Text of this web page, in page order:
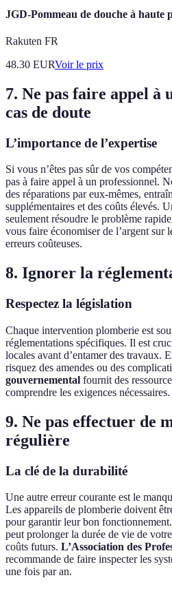
JGD-Pommeau de douche à haute
Rakuten FR
48.30 EURVoir le prix
7. Ne pas faire appel à
cas de doute
L’importance de l’expertise
Si vous n’êtes pas sûr de vos
pas à faire appel à un professionnel.
des réparations par eux-mêmes,
supplémentaires et des coûts élevés.
seulement résoudre le problème
vous faire économiser de l’argent sur
erreurs coûteuses.
8. Ignorer la
Respectez la législation
Chaque intervention plomberie est
réglementations spécifiques. Il est
locales avant d’entamer des travaux.
risquez des amendes ou des
gouvernemental fournit des
comprendre les exigences nécessaires.
9. Ne pas effectuer de
régulière
La clé de la durabilité
Une autre erreur courante est le
Les appareils de plomberie doivent
pour garantir leur bon
peut prolonger la durée de vie de
coûts futurs. L’Association des
recommande de faire inspecter les
une fois par an.